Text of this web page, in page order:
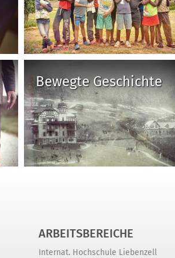
Bewegte Geschichte
ARBEITSBEREICHE
Internat. Hochschule Liebenzell